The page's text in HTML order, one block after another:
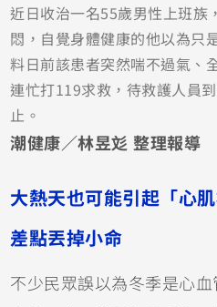
近日收治一名55歲男性上班族
悶，自覺身體健康的他以為只
料日前該患者突然喘不過氣、
連忙打119求救，待救護人員
止。
潮健康／林昱彣 整理報導
大熱天也可能引起「心
差點丟掉小命
不少民眾誤以為冬季是心